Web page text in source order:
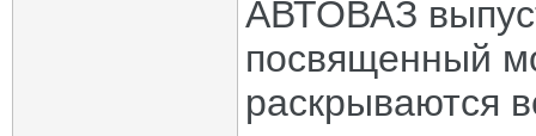
АВТОВАЗ
посвященный
раскрываются